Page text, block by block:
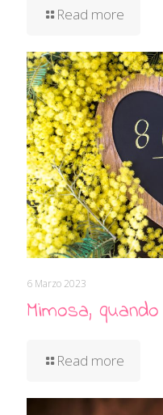
Read more
6 Marzo 2023
Mimosa,
Read more